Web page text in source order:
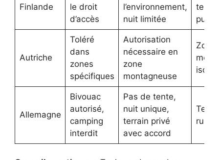
Finlande
le droit
d’accès
l’environnement,
nuit limitée
terres
Autriche
Toléré
dans
zones
spécifiques
Autorisation
nécessaire en
zone
montagneuse
Allemagne
Bivouac
autorisé,
camping
interdit
Pas de tente,
nuit unique,
terrain privé
avec accord